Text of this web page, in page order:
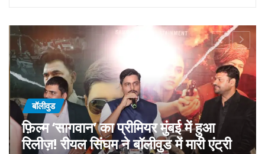
बॉलीवुड
गोवा मुख्यमंत्री डॉ. प्रमोद सावंत का ‘गोदान’
को बड़ा समर्थन; पोस्टर विमोचन कर मथुरा से
फिल्म गोदान की टीम का बढ़ाया मान!